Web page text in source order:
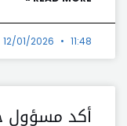
12/01/2026 11:48 ص
أكد مسؤول